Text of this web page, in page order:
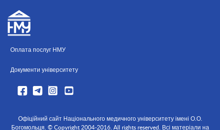
Оплата послуг НМУ
Документи університету
Офіційний сайт Національного медичного університету імені О.О.
Богомольця. © Copyright 2004-2016. All rights reserved. Всі матеріали на